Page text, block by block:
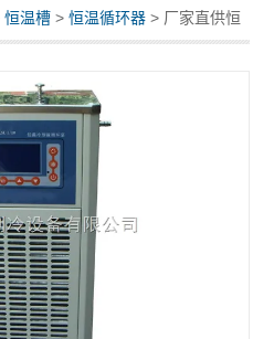
恒温槽 >恒温循环器 > 厂家直供恒